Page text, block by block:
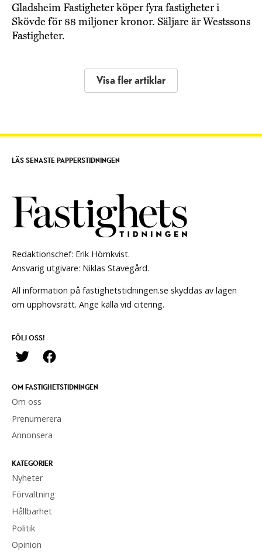
Gladsheim Fastigheter köper fyra fastigheter i
Skövde för 88 miljoner kronor. Säljare är Westssons
Fastigheter.
Visa fler artiklar
Redaktionschef: Erik Hörnkvist.
Ansvarig utgivare: Niklas Stavegård.
All information på fastighetstidningen.se skyddas av lagen
om upphovsrätt. Ange källa vid citering.
FÖLJ OSS!
OM FASTIGHETSTIDNINGEN
Om oss
Prenumerera
Annonsera
KATEGORIER
Nyheter
Förvaltning
Hållbarhet
Politik
Opinion
LÄS SENASTE PAPPERSTIDNINGEN